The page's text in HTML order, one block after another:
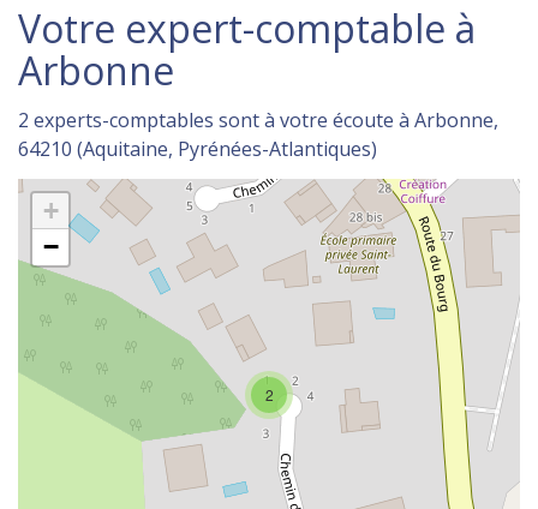
Votre expert-comptable à
Arbonne
2 experts-comptables sont à votre écoute à Arbonne,
64210 (Aquitaine, Pyrénées-Atlantiques)
2
+
−